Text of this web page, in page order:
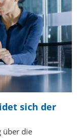
sich der
über die